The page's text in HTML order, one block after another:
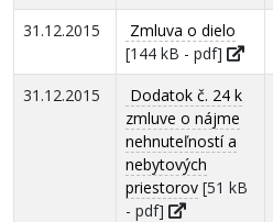
31.12.2015
Zmluva o dielo
[144 kB - pdf]
31.12.2015
Dodatok č. 24 k
zmluve o nájme
nehnuteľností a
nebytových
priestorov [51 kB
- pdf]